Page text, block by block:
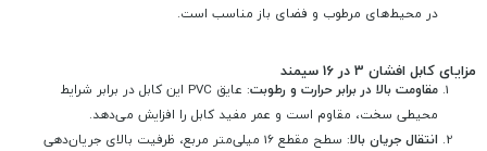
در محیط‌های مرطوب و فضای باز مناسب است.
مزایای کابل افشان 3 در 16 سیمند
مقاومت بالا در برابر حرارت و رطوبت
: عایق PVC این کابل در برابر شرایط
محیطی سخت، مقاوم است و عمر مفید کابل را افزایش می‌دهد.
انتقال جریان بالا
: سطح مقطع 16 میلی‌متر مربع، ظرفیت بالای جریان‌دهی